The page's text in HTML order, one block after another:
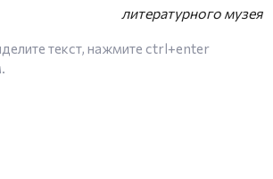
литературного музея
текст, нажмите ctrl+enter